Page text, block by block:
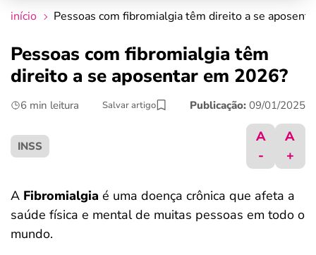
crédito fácil
últimas notícias
ferramentas
início Pessoas com fibromialgia têm direito a se
Pessoas com fibromialgia têm
direito a se aposentar em 2026?
6 min leitura Salvar artigo Publicação: 09/01/2025
INSS
A
-
A
+
A Fibromialgia é uma doença crônica que afeta a
saúde física e mental de muitas pessoas em todo o
mundo.